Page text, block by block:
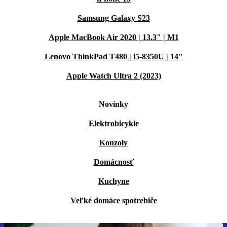
Samsung Galaxy S23
Apple MacBook Air 2020 | 13.3" | M1
Lenovo ThinkPad T480 | i5-8350U | 14"
Apple Watch Ultra 2 (2023)
Novinky
Elektrobicykle
Konzoly
Domácnosť
Kuchyne
Veľké domáce spotrebiče